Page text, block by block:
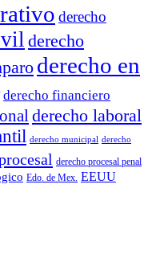
derecho
derecho
derecho en
derecho financiero
derecho laboral
derecho municipal derecho
derecho procesal penal
Edo. de Mex. EEUU